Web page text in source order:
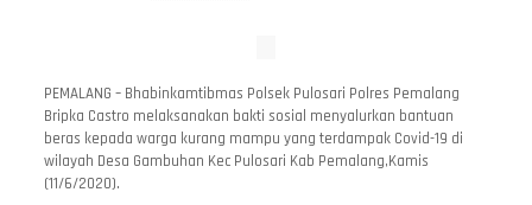
PEMALANG – Bhabinkamtibmas Polsek Pulosari Polres Pemalang
Bripka Castro melaksanakan bakti sosial menyalurkan bantuan
beras kepada warga kurang mampu yang terdampak Covid-19 di
wilayah Desa Gambuhan Kec Pulosari Kab Pemalang,Kamis
(11/6/2020).